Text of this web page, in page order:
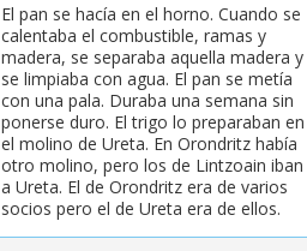
El pan se hacía en el horno. Cuando se
calentaba el combustible, ramas y
madera, se separaba aquella madera y
se limpiaba con agua. El pan se metía
con una pala. Duraba una semana sin
ponerse duro. El trigo lo preparaban en
el molino de Ureta. En Orondritz había
otro molino, pero los de Lintzoain iban
a Ureta. El de Orondritz era de varios
socios pero el de Ureta era de ellos.